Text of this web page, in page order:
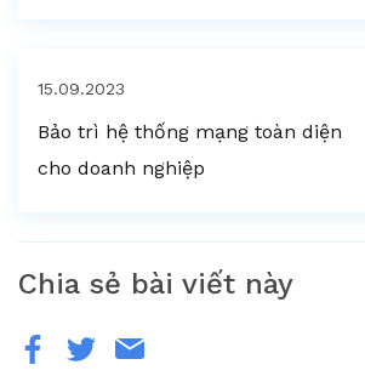
15.09.2023
Bảo trì hệ thống mạng toàn diện
cho doanh nghiệp
Chia sẻ bài viết này